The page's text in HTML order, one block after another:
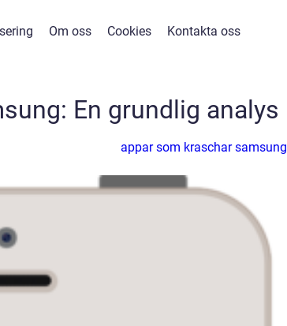
Om oss Cookies Kontakta oss
En grundlig analys
appar som kraschar samsung